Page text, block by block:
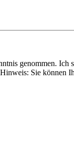
genommen.
Sie